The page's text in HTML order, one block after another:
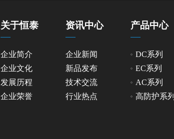
关于恒泰
企业简介
企业文化
发展历程
企业荣誉
资讯中心
企业新闻
新品发布
技术交流
行业热点
产品中心
DC系列
EC系列
AC系列
高防护系列